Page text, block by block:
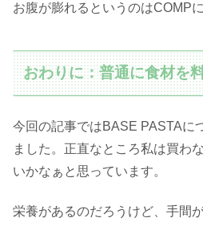
お腹が膨れるというのはCOMP
おわりに：普通に食材を
今回の記事ではBASE PASTAに
ました。正直なところ私は買わ
いかなぁと思っています。
栄養があるのだろうけど、手間